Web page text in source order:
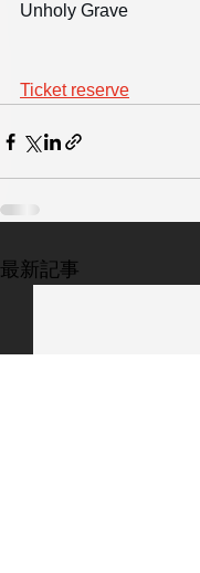
Unholy Grave
Ticket reserve
最新記事